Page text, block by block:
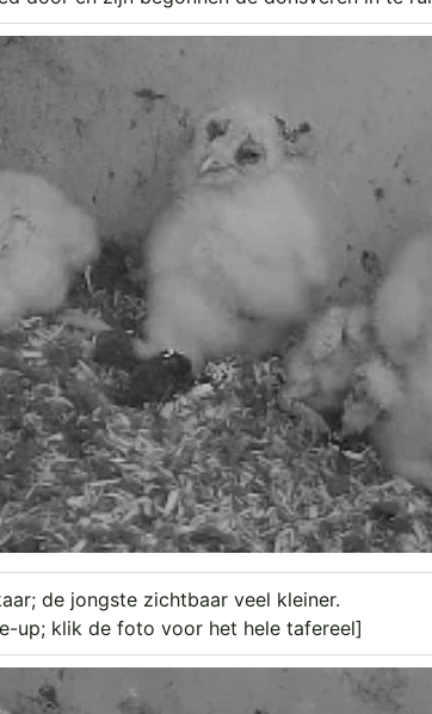
de jongste zichtbaar veel kleiner.
up; klik de foto voor het hele tafereel]